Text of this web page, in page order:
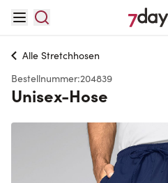
Alle Stretchhosen
Bestellnummer:204839
Unisex-Hose